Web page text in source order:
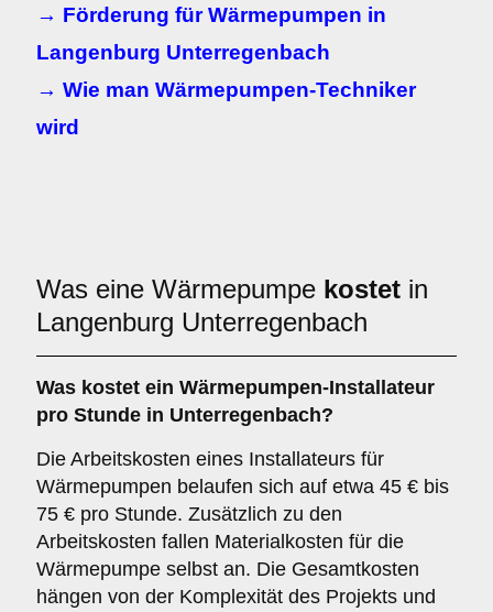
→ Förderung für Wärmepumpen in
Langenburg Unterregenbach
→ Wie man Wärmepumpen-Techniker
wird
Was eine Wärmepumpe kostet in
Langenburg Unterregenbach
Was kostet ein Wärmepumpen-Installateur
pro Stunde in Unterregenbach?
Die Arbeitskosten eines Installateurs für
Wärmepumpen belaufen sich auf etwa 45 € bis
75 € pro Stunde. Zusätzlich zu den
Arbeitskosten fallen Materialkosten für die
Wärmepumpe selbst an. Die Gesamtkosten
hängen von der Komplexität des Projekts und